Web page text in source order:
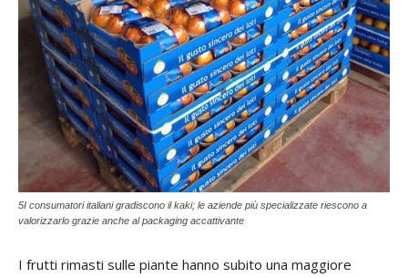
5I consumatori italiani gradiscono il kaki; le aziende più specializzate riescono a
valorizzarlo grazie anche al packaging accattivante
I frutti rimasti sulle piante hanno subito una maggiore